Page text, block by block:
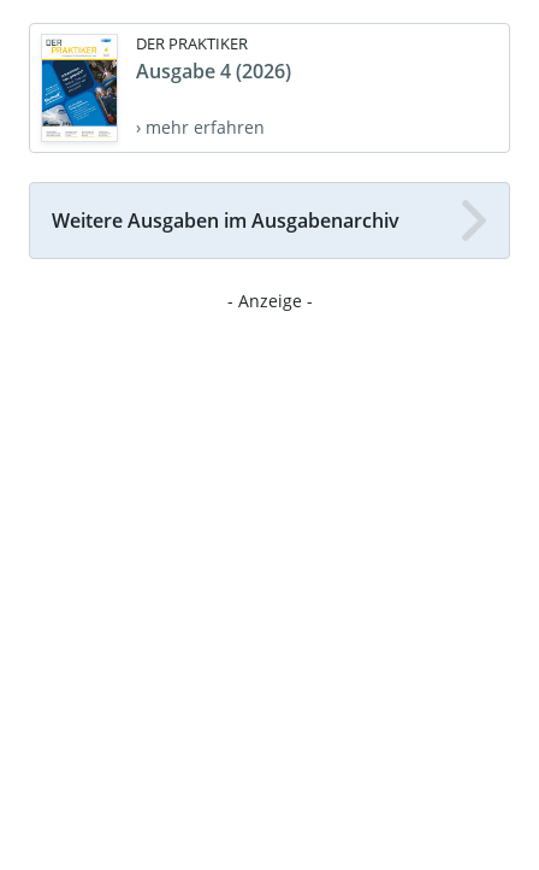
DER PRAKTIKER
Ausgabe 4 (2026)
› mehr erfahren
Weitere Ausgaben im Ausgabenarchiv
- Anzeige -